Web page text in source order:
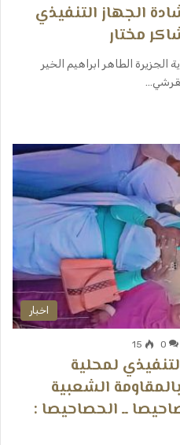
الجهاز التنفيذي
مختار
الطاهر ابراهيم الخير
اخبار
0
15
لمحلية
الشعبية
ــ الحصاحيصا :